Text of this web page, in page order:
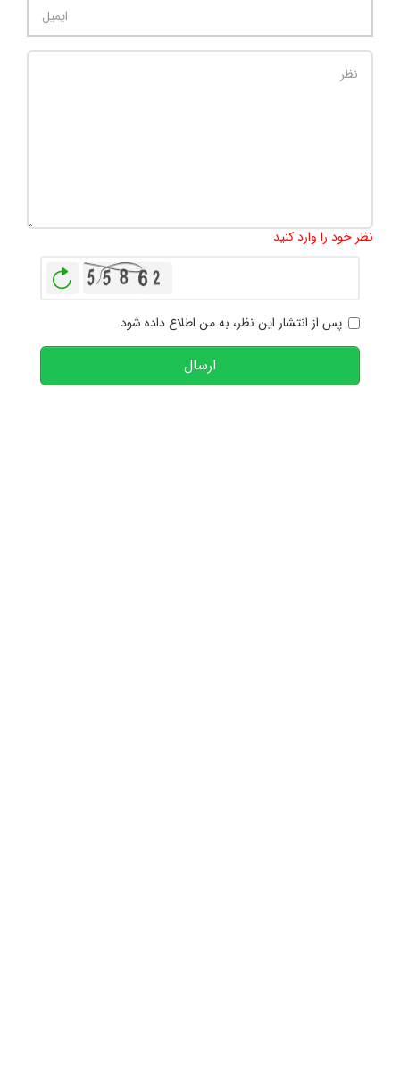
نظر خود را وارد کنید
پس از انتشار این نظر، به من اطلاع داده شود.
ارسال